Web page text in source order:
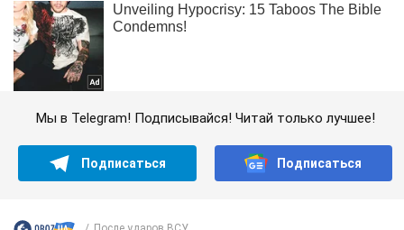
Мы в Telegram! Подписывайся! Читай только лучшее!
Подписаться Подписаться